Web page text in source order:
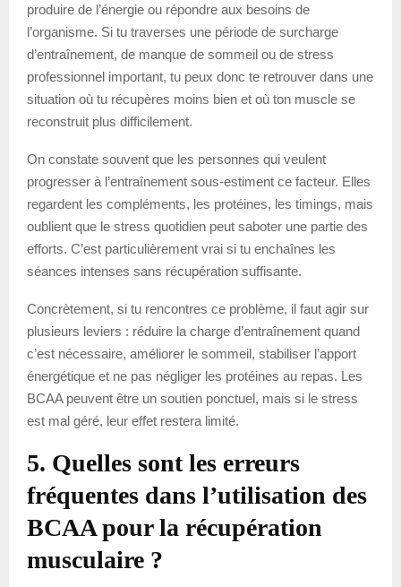
produire de l’énergie ou répondre aux besoins de
l’organisme. Si tu traverses une période de surcharge
d’entraînement, de manque de sommeil ou de stress
professionnel important, tu peux donc te retrouver dans une
situation où tu récupères moins bien et où ton muscle se
reconstruit plus difficilement.
On constate souvent que les personnes qui veulent
progresser à l’entraînement sous-estiment ce facteur. Elles
regardent les compléments, les protéines, les timings, mais
oublient que le stress quotidien peut saboter une partie des
efforts. C’est particulièrement vrai si tu enchaînes les
séances intenses sans récupération suffisante.
Concrètement, si tu rencontres ce problème, il faut agir sur
plusieurs leviers : réduire la charge d’entraînement quand
c’est nécessaire, améliorer le sommeil, stabiliser l’apport
énergétique et ne pas négliger les protéines au repas. Les
BCAA peuvent être un soutien ponctuel, mais si le stress
est mal géré, leur effet restera limité.
5. Quelles sont les erreurs
fréquentes dans l’utilisation des
BCAA pour la récupération
musculaire ?